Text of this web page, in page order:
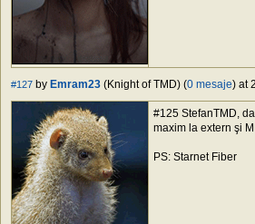
#127 by Emram23 (Knight of TMD) (0 mesaje) at
#125 StefanTMD,
maxim la extern şi
PS: Starnet Fiber